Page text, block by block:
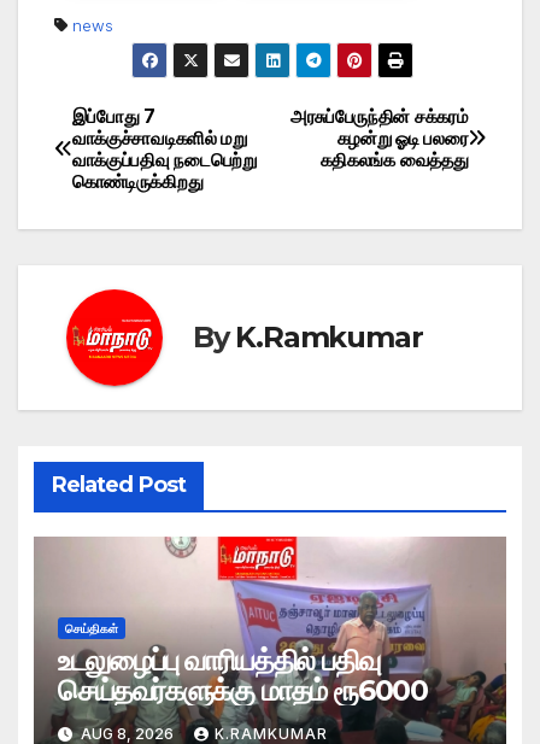
news
Post
navigation
அரசுப்பேருந்தின் சக்கரம்
கழன்று ஓடி பலரை
கதிகலங்க வைத்தது
இப்போது 7
வாக்குச்சாவடிகளில் மறு
வாக்குப்பதிவு நடைபெற்று
கொண்டிருக்கிறது
ByK.Ramkumar
Related Post
செய்திகள்
உடலுழைப்பு வாரியத்தில் பதிவு
செய்தவர்களுக்கு மாதம் ரூ6000
AUG 8, 2026 K.RAMKUMAR